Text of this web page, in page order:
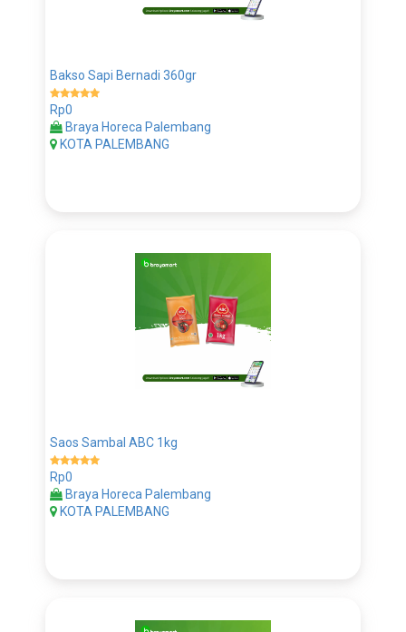
Bakso Sapi Bernadi 360gr
Rp0
Braya Horeca Palembang
KOTA PALEMBANG
Saos Sambal ABC 1kg
Rp0
Braya Horeca Palembang
KOTA PALEMBANG